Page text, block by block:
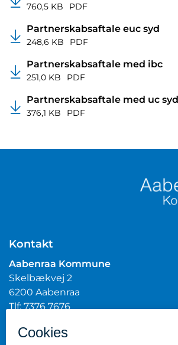
760,5 KB PDF
Partnerskabsaftale euc syd
248,6 KB PDF
Partnerskabsaftale med ibc
251,0 KB PDF
Partnerskabsaftale med uc syd
376,1 KB PDF
Kontakt
Aabenraa Kommune
Skelbækvej 2
6200 Aabenraa
Tlf: 7376 7676
CVR.nr.: 29189854